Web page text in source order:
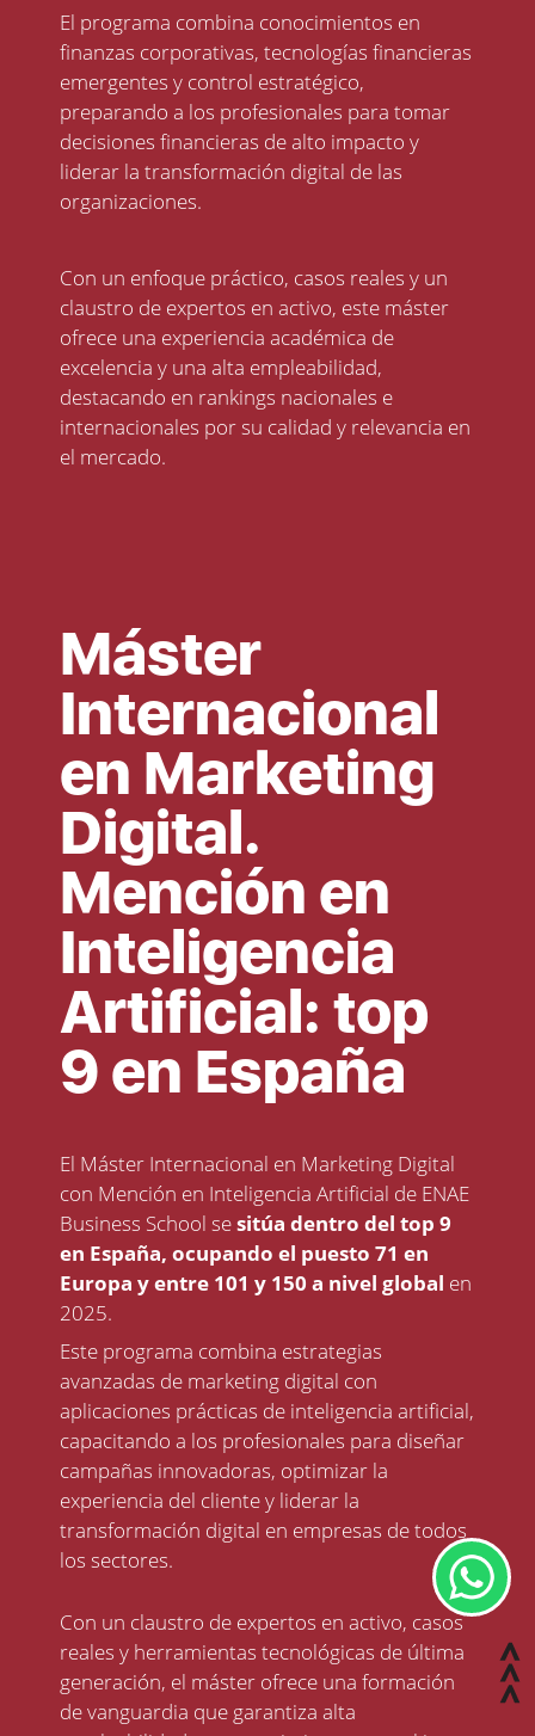
El programa combina conocimientos en
finanzas corporativas, tecnologías financieras
emergentes y control estratégico,
preparando a los profesionales para tomar
decisiones financieras de alto impacto y
liderar la transformación digital de las
organizaciones.
Con un enfoque práctico, casos reales y un
claustro de expertos en activo, este máster
ofrece una experiencia académica de
excelencia y una alta empleabilidad,
destacando en rankings nacionales e
internacionales por su calidad y relevancia en
el mercado.
Máster
Internacional
en Marketing
Digital.
Mención en
Inteligencia
Artificial: top
9 en España
El Máster Internacional en Marketing Digital
con Mención en Inteligencia Artificial de ENAE
Business School sesitúa dentro del top 9
en España, ocupando el puesto 71 en
Europa y entre 101 y 150 a nivel global en
2025.
Este programa combina estrategias
avanzadas de marketing digital con
aplicaciones prácticas de inteligencia artificial,
capacitando a los profesionales para diseñar
campañas innovadoras, optimizar la
experiencia del cliente y liderar la
transformación digital en empresas de todos
los sectores.
Con un claustro de expertos en activo, casos
reales y herramientas tecnológicas de última
generación, el máster ofrece una formación
de vanguardia que garantiza alta